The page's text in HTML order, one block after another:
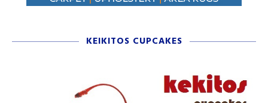
KEIKITOS CUPCAKES